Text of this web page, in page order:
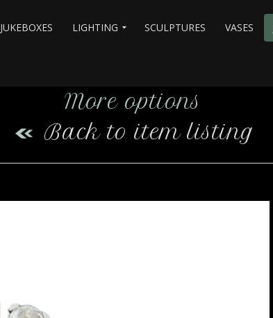
JUKEBOXES LIGHTING SCULPTURES VASES
More options
Back to item listing